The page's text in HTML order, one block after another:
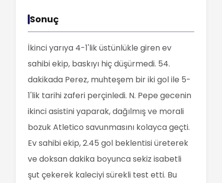
Sonuç
İkinci yarıya 4-1'lik üstünlükle giren ev
sahibi ekip, baskıyı hiç düşürmedi. 54.
dakikada Perez, muhteşem bir iki gol ile 5-
1'lik tarihi zaferi perçinledi. N. Pepe gecenin
ikinci asistini yaparak, dağılmış ve morali
bozuk Atletico savunmasını kolayca geçti.
Ev sahibi ekip, 2.45 gol beklentisi üreterek
ve doksan dakika boyunca sekiz isabetli
şut çekerek kaleciyi sürekli test etti. Bu